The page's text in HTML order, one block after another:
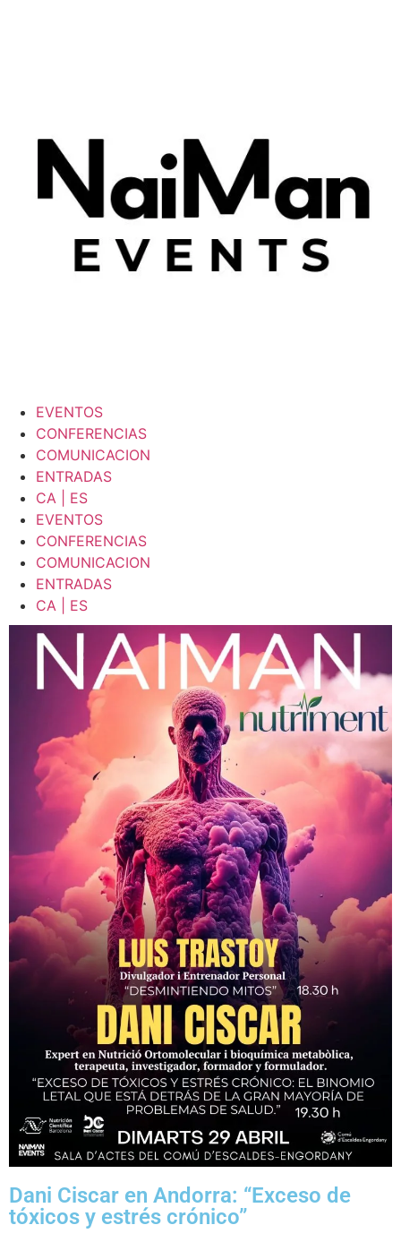
EVENTOS
CONFERENCIAS
COMUNICACION
ENTRADAS
CA | ES
EVENTOS
CONFERENCIAS
COMUNICACION
ENTRADAS
CA | ES
Dani Ciscar en Andorra: “Exceso de
tóxicos y estrés crónico”